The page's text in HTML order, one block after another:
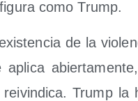
como Trump.
de la
Trump la